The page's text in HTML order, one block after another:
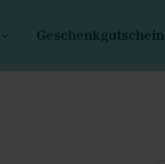
Geschenkgutschein